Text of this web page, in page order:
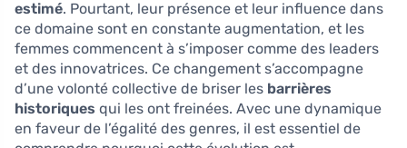
estimé. Pourtant, leur présence et leur influence dans
ce domaine sont en constante augmentation, et les
femmes commencent à s’imposer comme des leaders
et des innovatrices. Ce changement s’accompagne
d’une volonté collective de briser les barrières
historiques qui les ont freinées. Avec une dynamique
en faveur de l’égalité des genres, il est essentiel de